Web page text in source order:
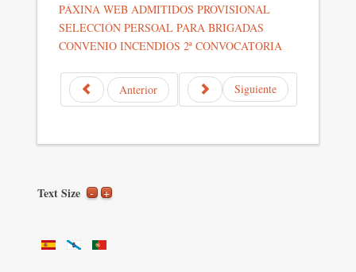
PÁXINA WEB ADMITIDOS PROVISIONAL
SELECCIÓN PERSOAL PARA BRIGADAS
CONVENIO INCENDIOS 2ª CONVOCATORIA
Anterior Siguiente
Text Size